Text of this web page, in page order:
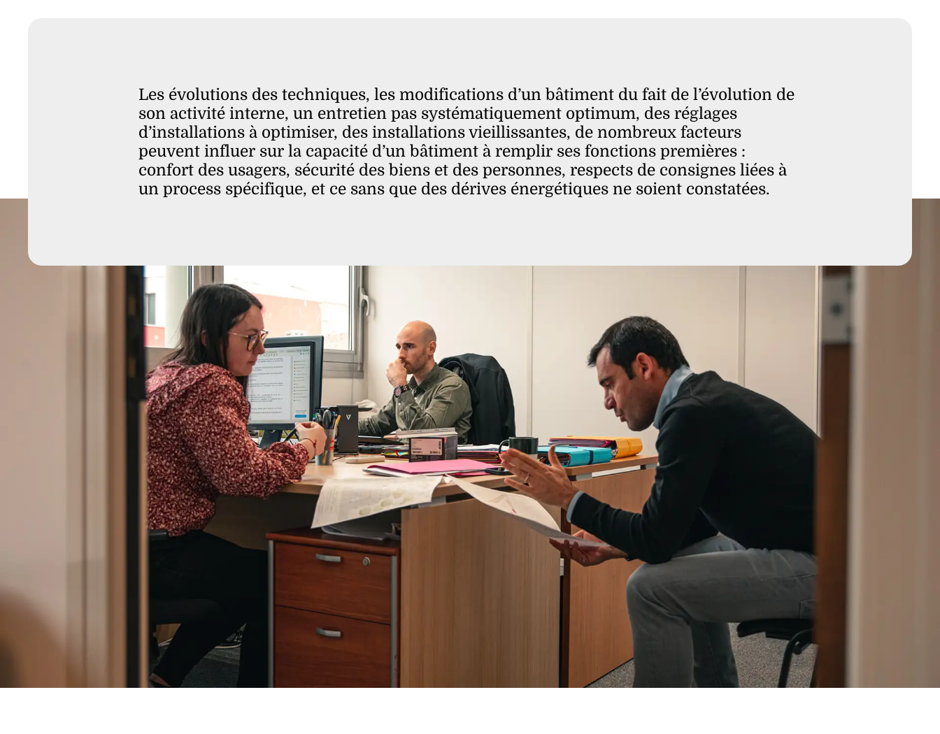
Les évolutions des techniques, les modifications d’un bâtiment du fait de l’évolution de
son activité interne, un entretien pas systématiquement optimum, des réglages
d’installations à optimiser, des installations vieillissantes, de nombreux facteurs
peuvent influer sur la capacité d’un bâtiment à remplir ses fonctions premières :
confort des usagers, sécurité des biens et des personnes, respects de consignes liées à
un process spécifique, et ce sans que des dérives énergétiques ne soient constatées.